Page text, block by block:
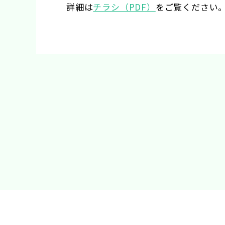
詳細はチラシ（PDF） をご覧ください。